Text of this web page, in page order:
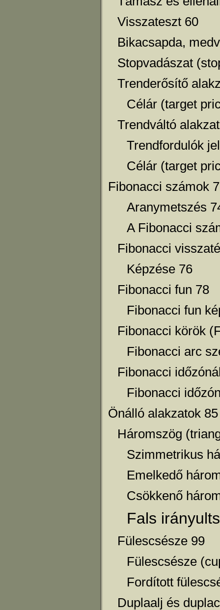
Visszateszt 60
Bikacsapda,
Stopvadászat
Trenderősítő
Célár (target
Trendváltó
Trendfordulók
Célár (target
Fibonacci számok
Aranymetszés
A Fibonacci
Fibonacci
Képzése 76
Fibonacci fun 78
Fibonacci fun
Fibonacci körök
Fibonacci arc
Fibonacci
Fibonacci
Önálló alakzatok 85
Háromszög
Szimmetrikus
Emelkedő
Csökkenő
Fals
Fülescsésze 99
Fülescsésze
Fordított
Duplaalj és